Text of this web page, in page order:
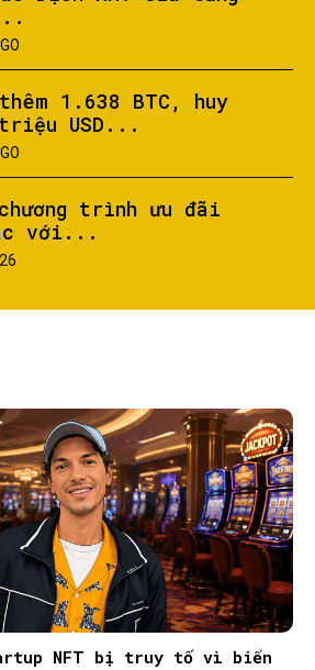
1.638 BTC, huy
USD...
trình ưu đãi
với...
NFT bị truy tố vì biển